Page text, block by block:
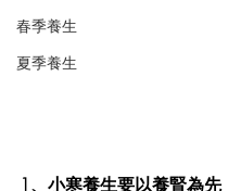
春季養生
夏季養生
1、小寒養生要以養腎為先